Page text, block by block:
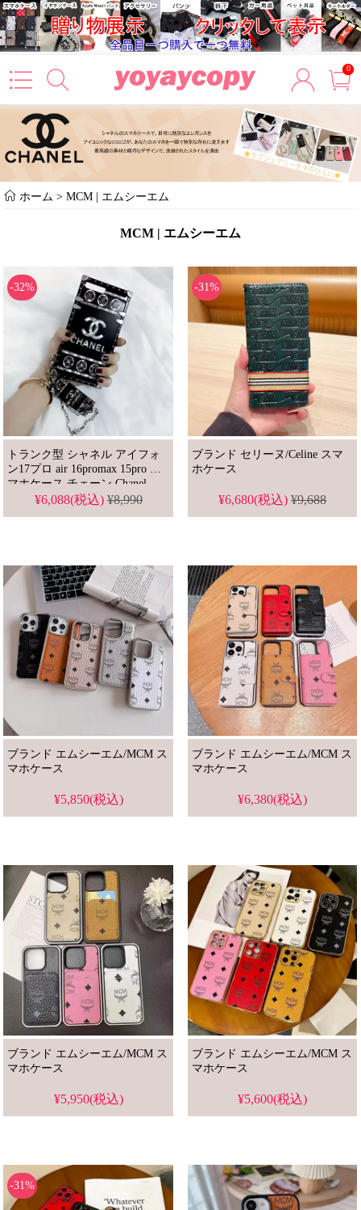
0
ホーム >MCM | エムシーエム
MCM | エムシーエム
-32%
トランク型 シャネル アイフォ
ン17プロ air 16promax 15pro ス
マホケース チェーン Chanel
iphone16/17promaxカバー ファ
¥6,088(税込)¥8,990
-31%
ブランド セリーヌ/Celine スマ
ホケース
¥6,680(税込)¥9,688
ブランド エムシーエム/MCM ス
マホケース
¥5,850(税込)
ブランド エムシーエム/MCM ス
マホケース
¥6,380(税込)
ブランド エムシーエム/MCM ス
マホケース
¥5,950(税込)
ブランド エムシーエム/MCM ス
マホケース
¥5,600(税込)
-31%